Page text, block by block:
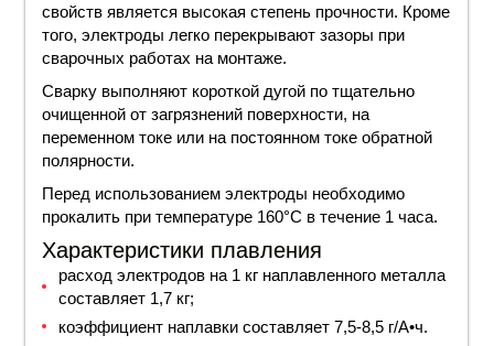
свойств является высокая степень прочности. Кроме
того, электроды легко перекрывают зазоры при
сварочных работах на монтаже.
Сварку выполняют короткой дугой по тщательно
очищенной от загрязнений поверхности, на
переменном токе или на постоянном токе обратной
полярности.
Перед использованием электроды необходимо
прокалить при температуре 160°С в течение 1 часа.
Характеристики плавления
расход электродов на 1 кг наплавленного металла
составляет 1,7 кг;
коэффициент наплавки составляет 7,5-8,5 г/А•ч.